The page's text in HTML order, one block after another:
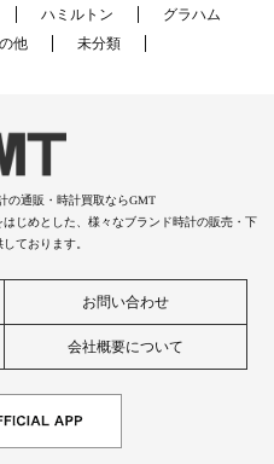
ハミルトン
グラハム
他 未分類
の通販・時計買取ならGMT
じめとした、様々なブランド時計の販売・下
ております。
お問い合わせ
会社概要について